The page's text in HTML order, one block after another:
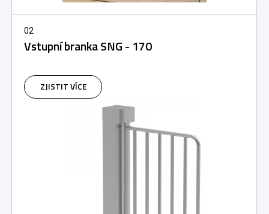
02
Vstupní branka SNG - 170
ZJISTIT VÍCE